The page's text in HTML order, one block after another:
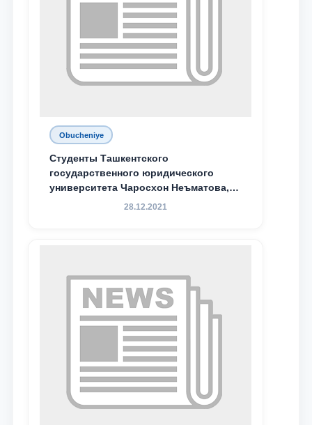
Obucheniye
Студенты Ташкентского
государственного юридического
университета Чаросхон Неъматова,
Севдо Хакимходжаева, Анбарой
специальной стипендии имени
Хадичи Сулеймановой.
28.12.2021